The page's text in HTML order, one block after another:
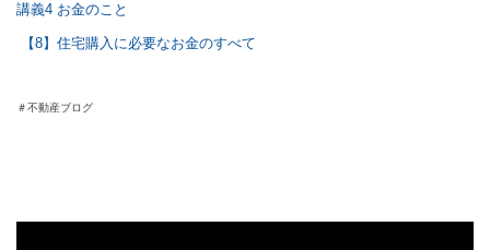
講義4 お金のこと
【8】住宅購入に必要なお金のすべて
＃不動産ブログ